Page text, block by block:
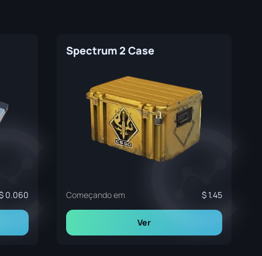
0.060
Spectrum 2 Case
Começando em 1.45
Ver